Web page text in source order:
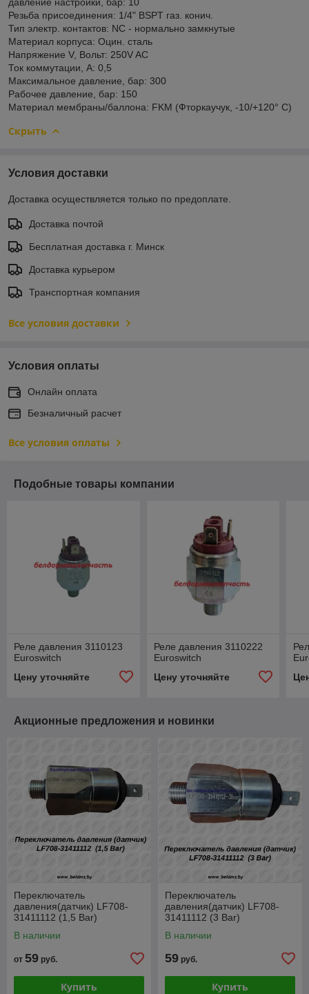
Резьба присоединения: 1/4" BSPT газ. конич.
Тип электр. контактов: NC - нормально замкнутые
Материал корпуса: Оцин. сталь
Напряжение V, Вольт: 250V AC
Ток коммутации, А: 0,5
Максимальное давление, бар: 300
Рабочее давление, бар: 150
Материал мембраны/баллона: FKM (Фторкаучук, -10/+120° С)
Скрыть
Условия доставки
Доставка осуществляется только по предоплате.
Доставка почтой
Бесплатная доставка г. Минск
Доставка курьером
Транспортная компания
Все условия доставки
Условия оплаты
Онлайн оплата
Безналичный расчет
Все условия оплаты
Подобные товары компании
Реле давления 3110123
Euroswitch
Цену уточняйте
Реле давления 3110222
Euroswitch
Цену уточняйте
Акционные предложения и новинки
Переключатель
давления(датчик) LF708-
31411112 (1,5 Bar)
В наличии
от 59 руб.
Купить
Переключатель
давления(датчик) LF708-
31411112 (3 Bar)
В наличии
59 руб.
Купить